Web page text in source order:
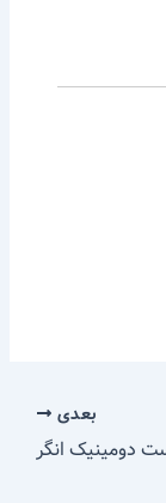
بعدی
دومینیک انگر